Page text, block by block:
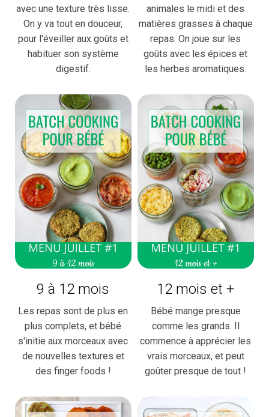
avec une texture très lisse.
On y va tout en douceur,
pour l'éveiller aux goûts et
habituer son système
digestif.
animales le midi et des
matières grasses à chaque
repas. On joue sur les
goûts avec les épices et
les herbes aromatiques.
9 à 12 mois
Les repas sont de plus en
plus complets, et bébé
s'initie aux morceaux avec
de nouvelles textures et
des finger foods !
12 mois et +
Bébé mange presque
comme les grands. Il
commence à apprécier les
vrais morceaux, et peut
goûter presque de tout !